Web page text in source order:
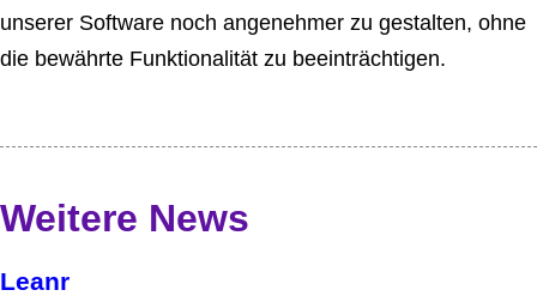
unserer Software noch angenehmer zu gestalten, ohne
die bewährte Funktionalität zu beeinträchtigen.
Weitere News
Leanr